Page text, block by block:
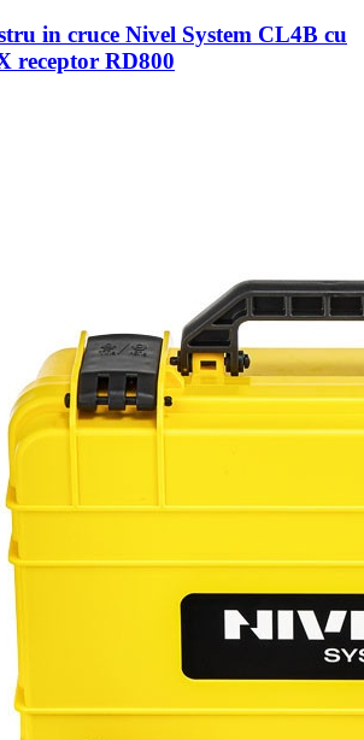
in cruce Nivel System CL4B cu
receptor RD800